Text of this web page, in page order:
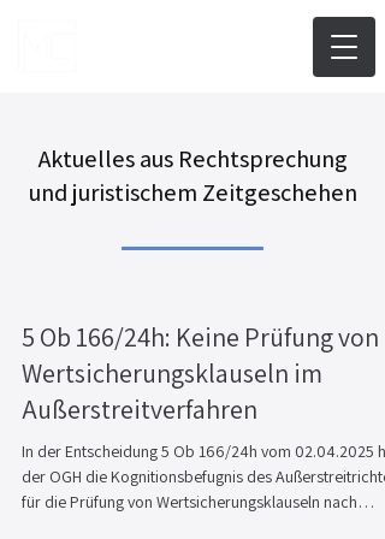
Aktuelles aus Rechtsprechung
und juristischem Zeitgeschehen
5 Ob 166/24h: Keine Prüfung von
Wertsicherungsklauseln im
Außerstreitverfahren
In der Entscheidung 5 Ob 166/24h vom 02.04.2025
der OGH die Kognitionsbefugnis des
für die Prüfung von Wertsicherungsklauseln nach